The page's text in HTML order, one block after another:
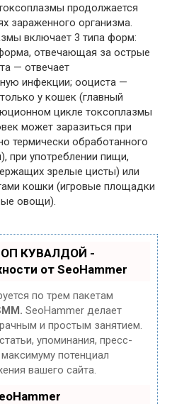
продолжается
зараженного организма.
включает 3 типа форм:
отвечающая за острые
— отвечает
инфекции; оoциста —
у кошек (главный
цикле токсоплазмы
может заразиться при
термически обработанного
при употреблении пищи,
зрелые цисты) или
кошки (игровые площадки
овощи).
КУВАЛДОЙ -
от SeoHammer
по трем пакетам
SeoHammer делает
и простым занятием.
упоминания, пресс-
потенциал
вашего сайта.